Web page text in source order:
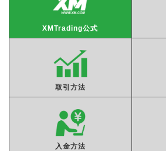
XMTrading公式
取引方法
入金方法